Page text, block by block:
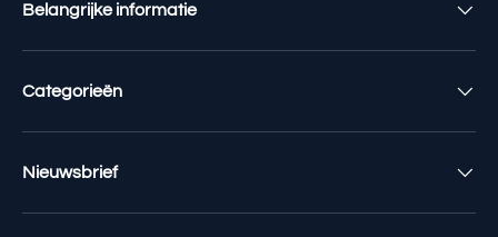
Belangrijke informatie
Categorieën
Nieuwsbrief